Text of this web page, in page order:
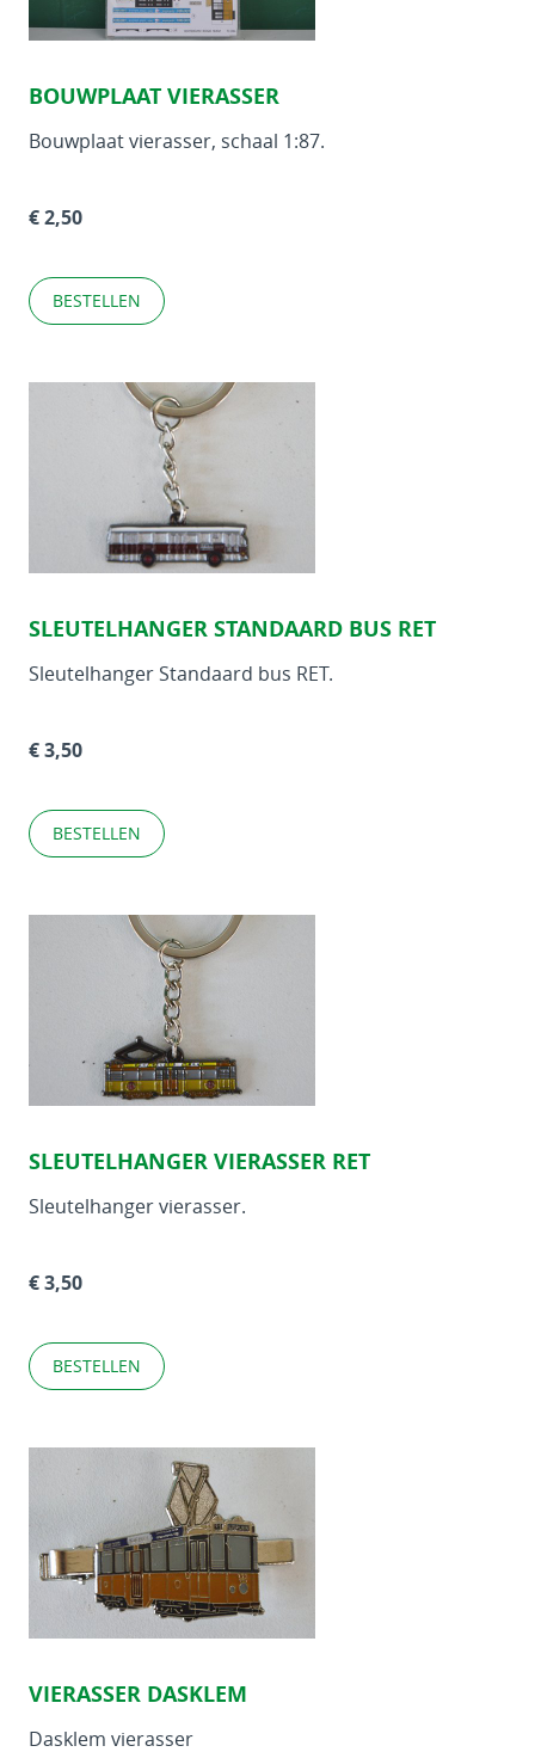
BOUWPLAAT VIERASSER
Bouwplaat vierasser, schaal 1:87.
€ 2,50
BESTELLEN
SLEUTELHANGER STANDAARD BUS RET
Sleutelhanger Standaard bus RET.
€ 3,50
BESTELLEN
SLEUTELHANGER VIERASSER RET
Sleutelhanger vierasser.
€ 3,50
BESTELLEN
VIERASSER DASKLEM
Dasklem vierasser